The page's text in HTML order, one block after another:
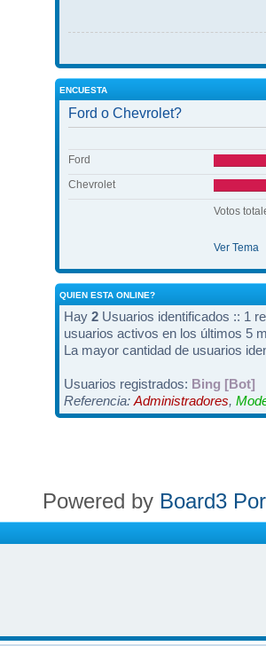
ENCUESTA
Ford o Chevrolet?
Ford
Chevrolet
Votos
Ver Tema
QUIEN ESTA ONLINE?
Hay 2 Usuarios identificados :: 1
usuarios activos en los últimos 5
La mayor cantidad de usuarios
Usuarios registrados: Bing [Bot]
Referencia: Administradores,
Powered by Board3